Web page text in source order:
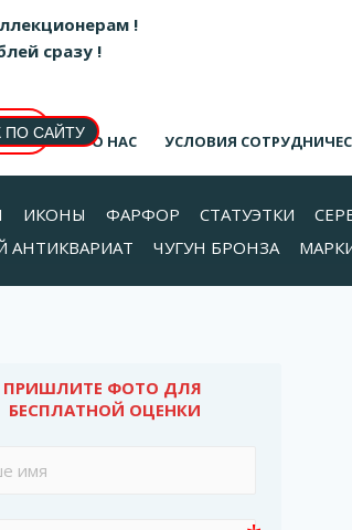
!
сразу !
О НАС УСЛОВИЯ
ИКОНЫ ФАРФОР СТАТУЭТКИ
АНТИКВАРИАТ ЧУГУН БРОНЗА
ПРИШЛИТЕ ФОТО ДЛЯ
БЕСПЛАТНОЙ ОЦЕНКИ